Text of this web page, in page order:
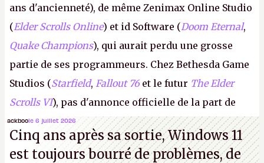
ans d'ancienneté), de même Zenimax Online Studio
(Elder Scrolls Online) et id Software (Doom Eternal,
Quake Champions), qui aurait perdu une grosse
partie de ses programmeurs. Chez Bethesda Game
Studios (Starfield, Fallout 76 et le futur The Elder
Scrolls VI), pas d'annonce officielle de la part de
Microsoft, mais le syndicat des employés confirme
de nombreux licenciements.A.
ackboole 6 juillet 2026
Cinq ans après sa sortie, Windows 11
est toujours bourré de problèmes, de